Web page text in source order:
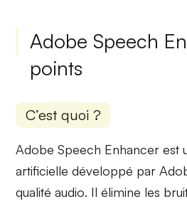
Adobe Speech
points
C’est quoi ?
Adobe Speech Enhancer est
artificielle développé par
qualité audio. Il élimine les